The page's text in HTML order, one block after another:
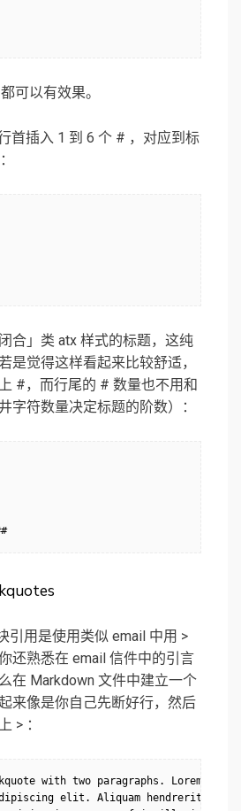
可以有效果。
首插入 1 到 6 个 # ，对应到标
合」类 atx 样式的标题，这纯
是觉得这样看起来比较舒适，
#，而行尾的 # 数量也不用和
字符数量决定标题的阶数）：
引用是使用类似 email 中用 >
还熟悉在 email 信件中的引言
在 Markdown 文件中建立一个
来像是你自己先断好行，然后
> ：
with two paragraphs. Lorem
elit. Aliquam hendrerit mi